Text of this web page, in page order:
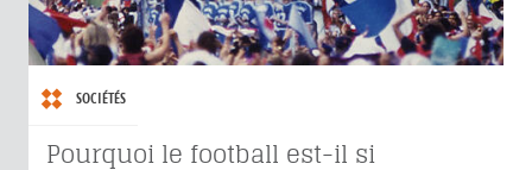
SOCIÉTÉS
Pourquoi le football est-il si